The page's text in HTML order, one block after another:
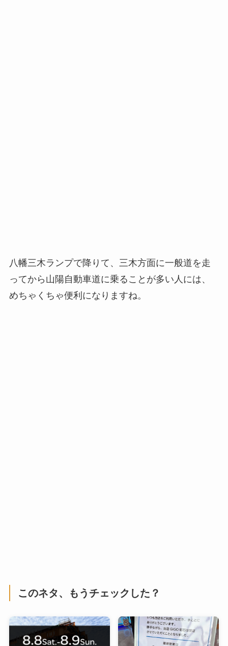
八幡三木ランプで降りて、三木方面に一般道を走
ってから山陽自動車道に乗ることが多い人には、
めちゃくちゃ便利になりますね。
このネタ、もうチェックした？